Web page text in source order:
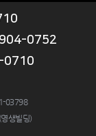
904-0752
0710
03798
생빌딩)